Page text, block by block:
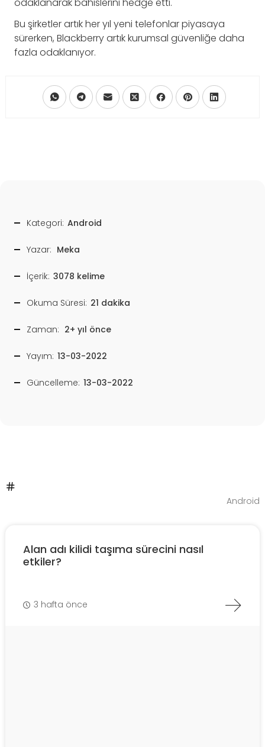
Bu şirketler artık her yıl yeni telefonlar piyasaya
sürerken, Blackberry artık kurumsal güvenliğe daha
fazla odaklanıyor.
Kategori: Android
Yazar: Meka
İçerik: 3078 kelime
Okuma Süresi: 21 dakika
Zaman: 2+ yıl önce
Yayım: 13-03-2022
Güncelleme: 13-03-2022
Android
Alan adı kilidi taşıma sürecini nasıl
etkiler?
3 hafta önce